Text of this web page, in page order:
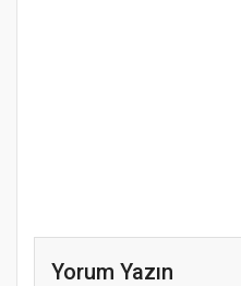
Yorum Yazın